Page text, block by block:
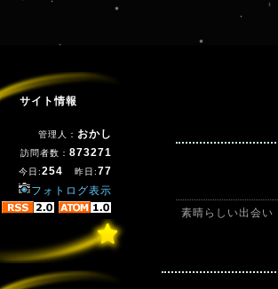
サイト情報
管理人： おかし
訪問者数： 873271
今日:254 昨日:77
フォトログ表示
素晴らしい出会